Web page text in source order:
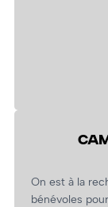
On est à la
bénévoles